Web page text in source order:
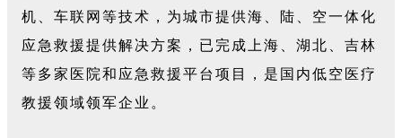
机、车联网等技术，为城市提供海、陆、空一体化
应急救援提供解决方案，已完成上海、湖北、吉林
等多家医院和应急救援平台项目，是国内低空医疗
教援领域领军企业。